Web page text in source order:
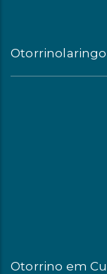
Otorrino em